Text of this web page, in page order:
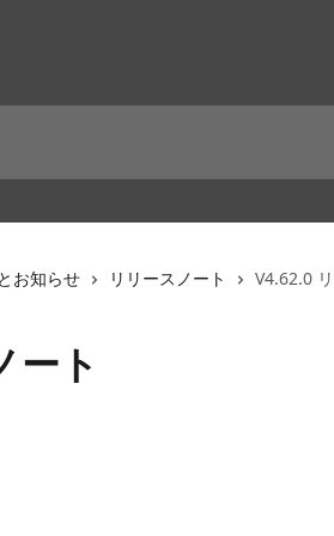
お知らせ リリースノート V4.62.0
ート